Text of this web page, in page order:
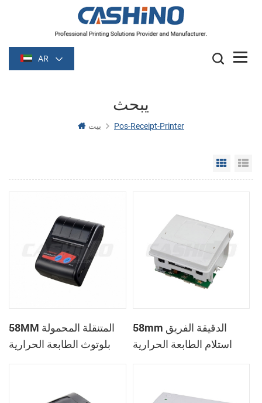
AR
يبحث
بيت Pos-Receipt-Printer
Grid
58MM المتنقلة المحمولة
بلوتوث الطابعة الحرارية
58mm الدقيقة الفريق
استلام الطابعة الحرارية